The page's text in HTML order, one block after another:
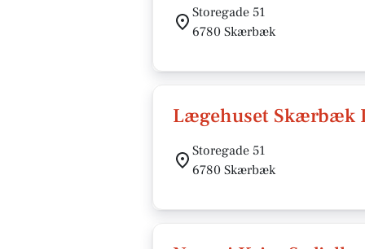
Storegade 51
6780 Skærbæk
Lægehuset Skærbæk
Storegade 51
6780 Skærbæk